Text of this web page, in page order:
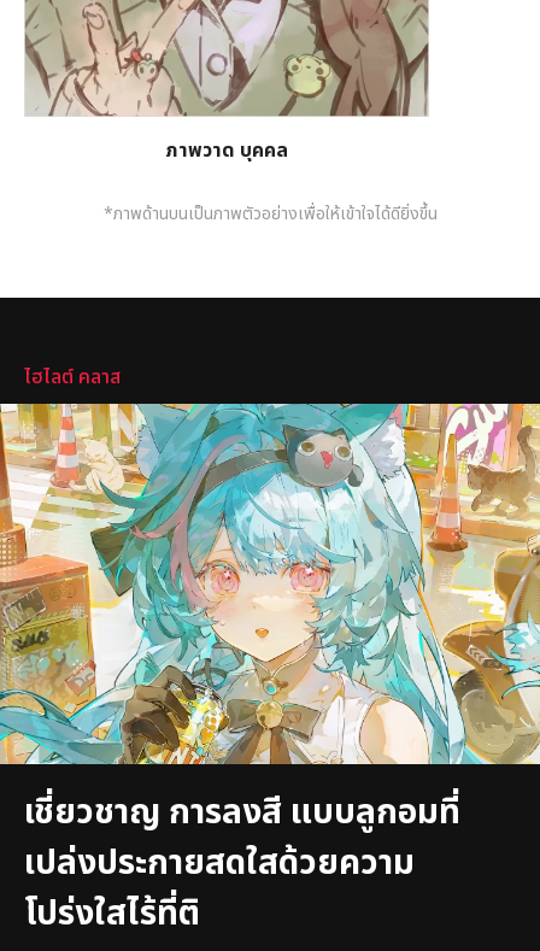
ภาพวาด บุคคล
*ภาพด้านบนเป็นภาพตัวอย่างเพื่อให้เข้าใจได้ดียิ่งขึ้น
ไฮไลต์ คลาส
เชี่ยวชาญ การลงสี แบบลูกอมที่
เปล่งประกายสดใสด้วยความ
โปร่งใสไร้ที่ติ